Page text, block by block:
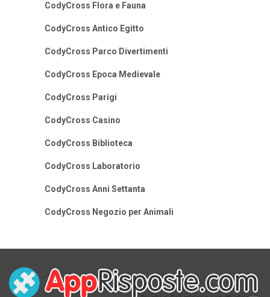
CodyCross Flora e Fauna
CodyCross Antico Egitto
CodyCross Parco Divertimenti
CodyCross Epoca Medievale
CodyCross Parigi
CodyCross Casino
CodyCross Biblioteca
CodyCross Laboratorio
CodyCross Anni Settanta
CodyCross Negozio per Animali